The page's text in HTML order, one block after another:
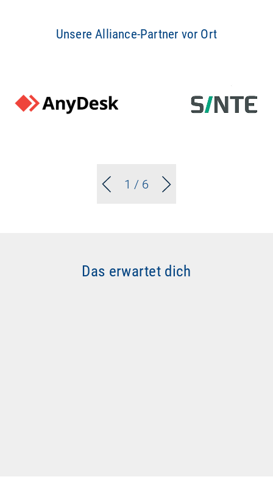
Unsere Alliance-Partner vor Ort
1 / 6
Das erwartet dich